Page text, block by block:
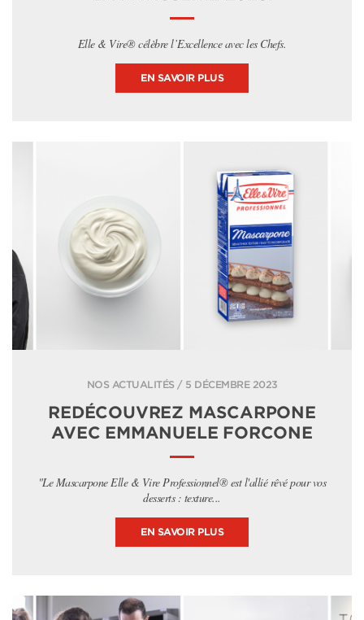
Elle & Vire® célèbre l’Excellence avec les Chefs.
EN SAVOIR PLUS
NOS ACTUALITÉS / 5 DÉCEMBRE 2023
REDÉCOUVREZ MASCARPONE
AVEC EMMANUELE FORCONE
"Le Mascarpone Elle & Vire Professionnel® est l'allié rêvé pour vos
desserts : texture...
EN SAVOIR PLUS